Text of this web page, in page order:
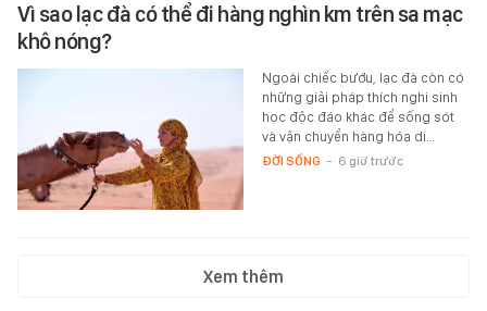
Vì sao lạc đà có thể đi hàng nghìn km trên sa mạc
khô nóng?
Ngoài chiếc bướu, lạc đà còn có
những giải pháp thích nghi sinh
học độc đáo khác để sống sót
và vận chuyển hàng hóa di…
ĐỜI SỐNG - 6 giờ trước
Xem thêm